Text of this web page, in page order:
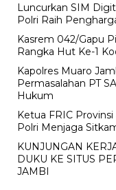
Luncurkan SIM
Polri Raih
Kasrem 042/Gapu
Rangka Hut Ke-1
Kapolres Muaro
Permasalahan PT
Hukum
Ketua FRIC
Polri Menjaga
KUNJUNGAN
DUKU KE SITUS
JAMBI